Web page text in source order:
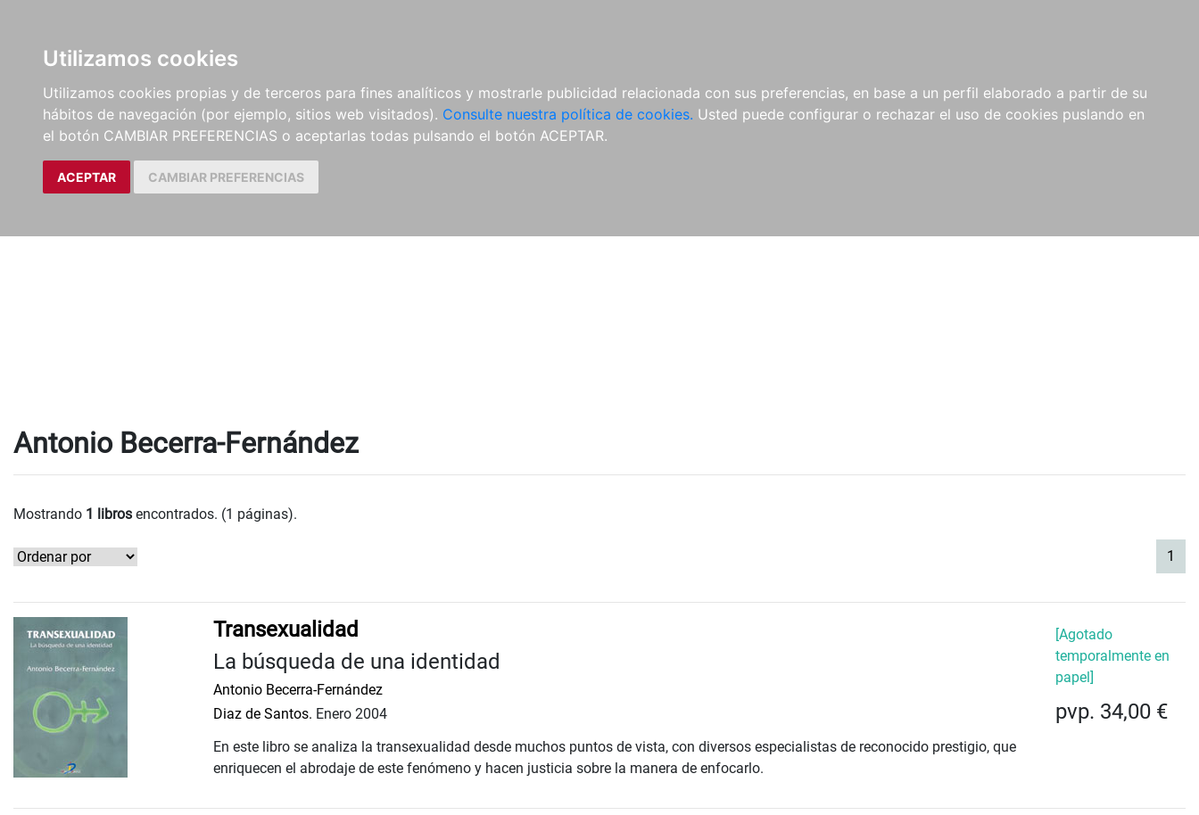
Utilizamos cookies
Utilizamos cookies propias y de terceros para fines analíticos y mostrarle publicidad relacionada con sus preferencias, en base a un perfil elaborado a partir de su
hábitos de navegación (por ejemplo, sitios web visitados). Consulte nuestra política de cookies. Usted puede configurar o rechazar el uso de cookies puslando en
el botón CAMBIAR PREFERENCIAS o aceptarlas todas pulsando el botón ACEPTAR.
ACEPTAR CAMBIAR PREFERENCIAS
Antonio Becerra-Fernández
Mostrando 1 libros encontrados. (1 páginas).
1
Transexualidad
La búsqueda de una identidad
Antonio Becerra-Fernández
Diaz de Santos. Enero 2004
En este libro se analiza la transexualidad desde muchos puntos de vista, con diversos especialistas de reconocido prestigio, que
enriquecen el abrodaje de este fenómeno y hacen justicia sobre la manera de enfocarlo.
[Agotado
temporalmente en
papel]
pvp. 34,00 €